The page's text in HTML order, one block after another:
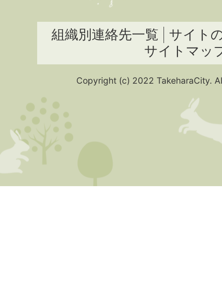
組織別連絡先一覧
サイト
サイトマッ
Copyright (c) 2022 TakeharaCity.